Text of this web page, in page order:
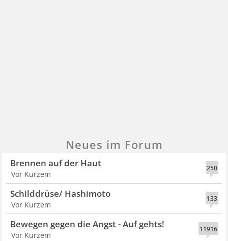
Neues im Forum
250
Brennen auf der Haut
Vor Kurzem
133
Schilddrüse/ Hashimoto
Vor Kurzem
11916
Bewegen gegen die Angst - Auf gehts!
Vor Kurzem